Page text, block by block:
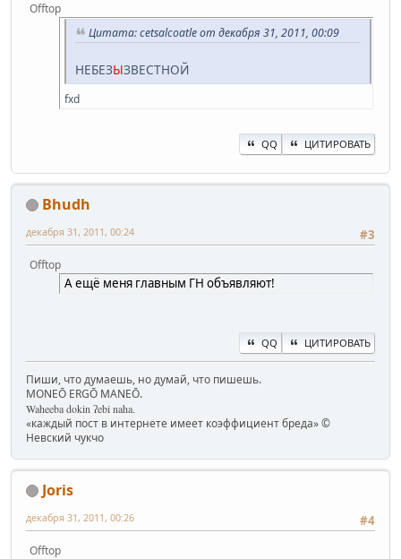
Offtop
Цитата: cetsalcoatle от декабря 31, 2011, 00:09
НЕБЕЗЫЗВЕСТНОЙ
fxd
QQ ЦИТИРОВАТЬ
Bhudh
#3
декабря 31, 2011, 00:24
Offtop
А ещё меня главным ГН объявляют!
QQ ЦИТИРОВАТЬ
Пиши, что думаешь, но думай, что пишешь.
MONEŌ ERGŌ MANEŌ.
Waheeba dokin ʔebi naha.
«каждый пост в интернете имеет коэффициент бреда» ©
Невский чукчо
Joris
#4
декабря 31, 2011, 00:26
Offtop